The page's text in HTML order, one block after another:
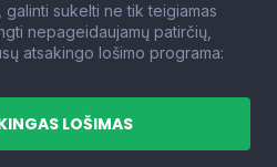
galinti sukelti ne tik teigiamas
nepageidaujamų patirčių,
atsakingo lošimo programa:
LOŠIMAS